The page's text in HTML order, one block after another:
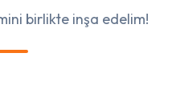
birlikte inşa edelim!